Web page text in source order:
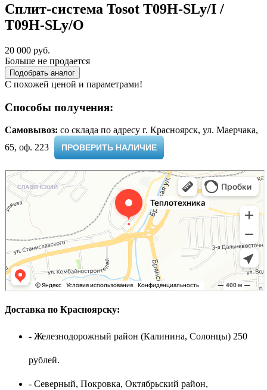
Сплит-система Tosot T09H-SLy/I /
T09H-SLy/O
20 000 руб.
Больше не продается
Подобрать аналог
С похожей ценой и параметрами!
Способы получения:
Самовывоз: cо склада по адресу г. Красноярск, ул. Маерчака,
65, оф. 223 ​
ПРОВЕРИТЬ НАЛИЧИЕ
Доставка по Красноярску:
- Железнодорожный район (Калинина, Солонцы) 250
рублей.
- Северный, Покровка, Октябрьский район,